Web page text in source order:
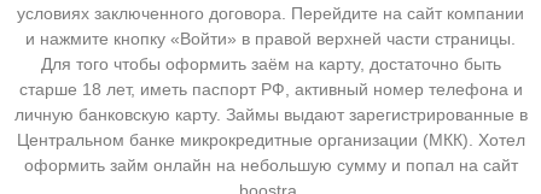
условиях заключенного договора. Перейдите на сайт компании
и нажмите кнопку «Войти» в правой верхней части страницы.
Для того чтобы оформить заём на карту, достаточно быть
старше 18 лет, иметь паспорт РФ, активный номер телефона и
личную банковскую карту. Займы выдают зарегистрированные в
Центральном банке микрокредитные организации (МКК). Хотел
оформить займ онлайн на небольшую сумму и попал на сайт